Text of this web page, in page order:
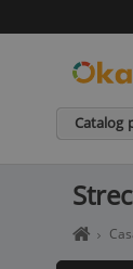
Catalog
Home